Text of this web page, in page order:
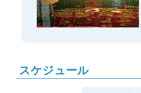
スケジュール